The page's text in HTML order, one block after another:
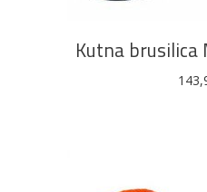
Kutna brusilica